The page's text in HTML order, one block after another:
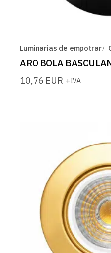
Luminarias de empotrar
ARO BOLA
10,76 EUR +IVA